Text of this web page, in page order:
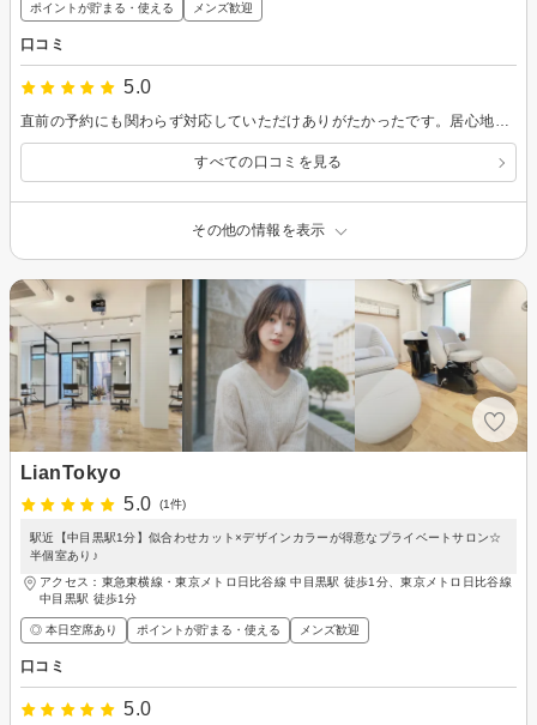
ポイントが貯まる・使える メンズ歓迎
口コミ
5.0
直前の予約にも関わらず対応していただけありがたかったです。居心地の良い接客で、カットも満足の仕上がりでした。
すべての口コミを見る
その他の情報を表示
LianTokyo
5.0
(1件)
駅近【中目黒駅1分】似合わせカット×デザインカラーが得意なプライベートサロン☆
半個室あり♪
アクセス：東急東横線・東京メトロ日比谷線 中目黒駅 徒歩1分、東京メトロ日比谷線
中目黒駅 徒歩1分
◎ 本日空席あり ポイントが貯まる・使える メンズ歓迎
口コミ
5.0